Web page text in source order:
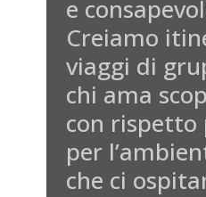
e
Creiamo
viaggi di
chi ama
con rispetto
per
che ci